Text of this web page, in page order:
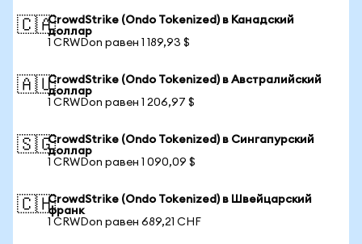
🇨🇦CrowdStrike (Ondo Tokenized) в Канадский
доллар
1 CRWDon равен 1 189,93 $
🇦🇺CrowdStrike (Ondo Tokenized) в Австралийский
доллар
1 CRWDon равен 1 206,97 $
🇸🇬CrowdStrike (Ondo Tokenized) в Сингапурский
доллар
1 CRWDon равен 1 090,09 $
🇨🇭CrowdStrike (Ondo Tokenized) в Швейцарский
франк
1 CRWDon равен 689,21 CHF